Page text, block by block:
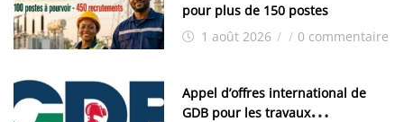
pour plus de 150 postes
1 août 2026 / / 0 commentaire
Appel d’offres international de
GDB pour les travaux